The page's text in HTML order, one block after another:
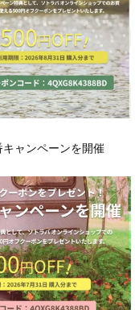
ャンペーンを開催